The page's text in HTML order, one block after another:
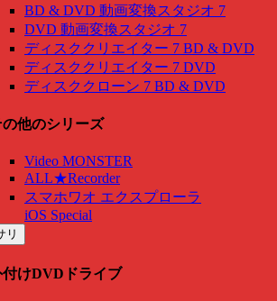
BD & DVD 動画変換スタジオ 7
DVD 動画変換スタジオ 7
ディスククリエイター 7 BD & DVD
ディスククリエイター 7 DVD
ディスククローン 7 BD & DVD
の他のシリーズ
Video MONSTER
ALL★Recorder
スマホワオ エクスプローラ
iOS Special
リ
付けDVDドライブ